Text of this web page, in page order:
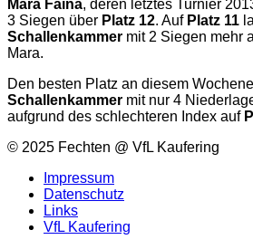
Mara Faina, deren letztes Turnier
3 Siegen über Platz 12. Auf Platz 11
Schallenkammer mit 2 Siegen mehr
Mara.
Den besten Platz an diesem
Schallenkammer mit nur 4
aufgrund des schlechteren Index auf
© 2025 Fechten @ VfL Kaufering
Impressum
Datenschutz
Links
VfL Kaufering